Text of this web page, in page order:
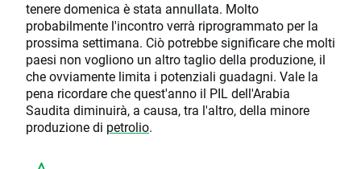
tenere domenica è stata annullata. Molto
probabilmente l'incontro verrà riprogrammato per la
prossima settimana. Ciò potrebbe significare che molti
paesi non vogliono un altro taglio della produzione, il
che ovviamente limita i potenziali guadagni. Vale la
pena ricordare che quest'anno il PIL dell'Arabia
Saudita diminuirà, a causa, tra l'altro, della minore
produzione di petrolio.